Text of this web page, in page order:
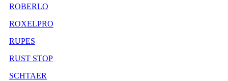
ROBERLO
ROXELPRO
RUPES
RUST STOP
SCHTAER